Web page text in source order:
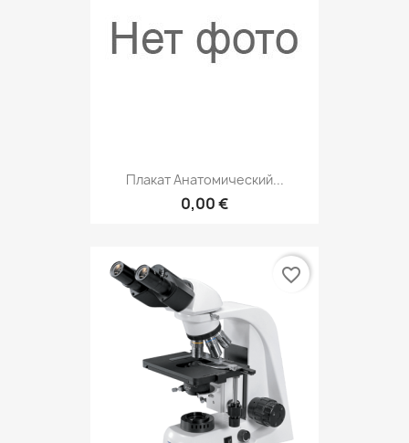
Плакат Анатомический...
0,00 €
favorite_border